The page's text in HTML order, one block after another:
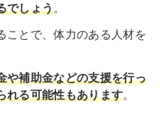
でしょう。
ことで、体力のある人材を
や補助金などの支援を行っ
れる可能性もあります。